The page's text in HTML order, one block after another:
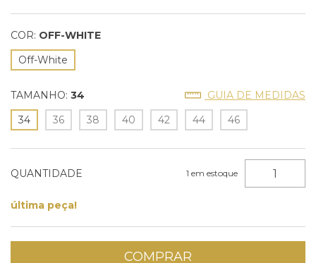
COR: OFF-WHITE
Off-White
TAMANHO: 34
GUIA DE MEDIDAS
34
36 38 40 42 44 46
QUANTIDADE 1 em estoque
última peça!